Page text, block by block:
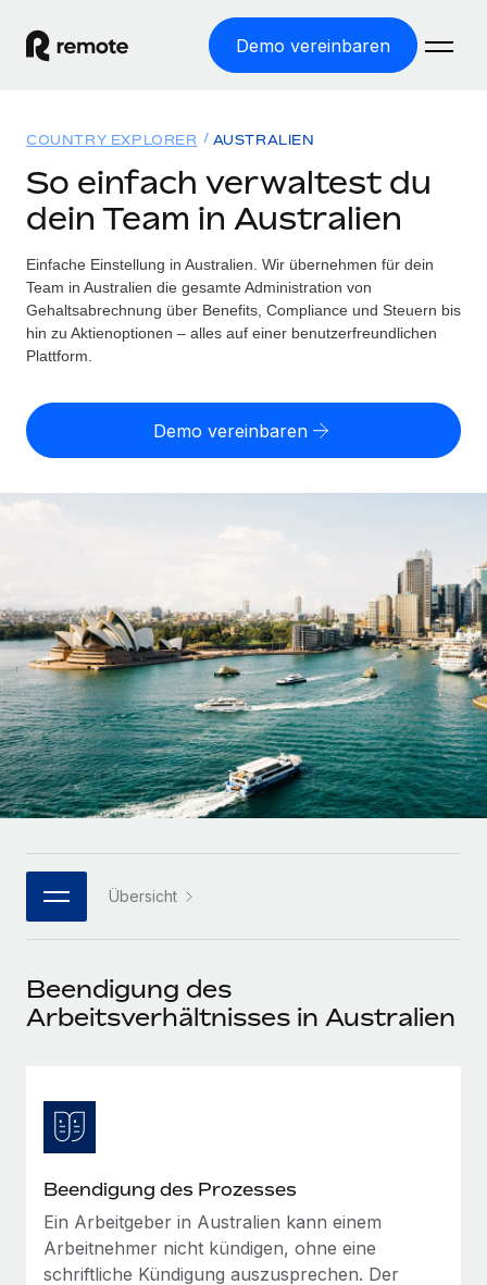
Demo vereinbaren
WELTWEITE BESCHÄFTIGUNG
Globale Payroll
Einfache, rechtssicher Payroll
Employer of Record
Weltweites Wachstum ohne Kosten für Niederlassungen
Contractor of Record
Rechtssichere, weltweite Arbeit mit Freelancer:innen
Globales Onboarding und Verwalten von
Auslagern von komplexen HR-Aufgaben
INFRASTRUKTUR
Remote Embedded
Nahtlose Integration der HR in bestehende Abläufe
Plattform
Integrierte HR-Kernfunktionen für dein Team
MCP
Integrationen
Tools
Frag unsere Expert:innen
Hilfe von Expert:innen für globale HR & Compliance
Einfacheres Bewerber:innen-Screening
Compliance Watchtower
Lückenlose Compliance
Lösungen
WELTWEITE ABDECKUNG
Country Explorer
Länderspezifische Unterstützung bei der Einstellung
Einfache Einstellung in allen US-Bundesstaaten
Agile HR- und Payroll-Lösungen für wachsende
Unternehmen
Mittelstand
Maßgeschneiderte HR-Lösungen, um Teams zu
vergrößern
Enterprise
Globale HR für Konzerne und Großunternehmen
PARTNER WERDEN
Flexible Einbettung von Global-HR-Funktionen in deine
Partner werden
Beratung zu Integrationen und KI-Automatisierung
So hat der KI-Vorreiter Weaviate sein Team mit
Remote um 120 % vergrößert
Ressourcen
TOOLS UND RECHNER
Scheinselbstständigkeitsrisiko berechnen
Personalkostenrechner
Abwicklungsfristen für globale Freelancer:innen
LERNEN MIT REMOTE
Forschung und Leitfäden
Fallstudien
HR-Glossar
Bibliothek für Stellenbeschreibungen
Webinare
Events
Newsroom
Insights Center
Alle Ressourcen anzeigen
BLOG
Preise
Deutsch
Español
Italiano
Português (Portugal)
한국어
Anmelden
COUNTRY EXPLORER AUSTRALIEN
So einfach verwaltest du
dein Team in Australien
Einfache Einstellung in Australien. Wir übernehmen für dein
Team in Australien die gesamte Administration von
Gehaltsabrechnung über Benefits, Compliance und Steuern bis
hin zu Aktienoptionen – alles auf einer benutzerfreundlichen
Plattform.
Demo vereinbaren
Übersicht
Beendigung des
Arbeitsverhältnisses in Australien
Beendigung des Prozesses
Ein Arbeitgeber in Australien kann einem
Arbeitnehmer nicht kündigen, ohne eine
schriftliche Kündigung auszusprechen. Der